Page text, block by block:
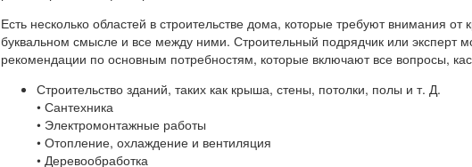
Есть несколько областей в строительстве дома, которые требуют внимания
буквальном смысле и все между ними. Строительный подрядчик или эксперт
рекомендации по основным потребностям, которые включают все вопросы,
Строительство зданий, таких как крыша, стены, потолки, полы и т. Д.
• Сантехника
• Электромонтажные работы
• Отопление, охлаждение и вентиляция
• Деревообработка